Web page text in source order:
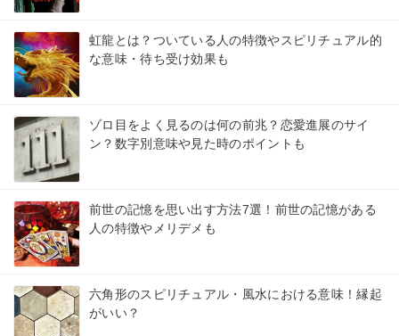
虹龍とは？ついている人の特徴やスピリチュアル的
な意味・待ち受け効果も
ゾロ目をよく見るのは何の前兆？恋愛進展のサイ
ン？数字別意味や見た時のポイントも
前世の記憶を思い出す方法7選！前世の記憶がある
人の特徴やメリデメも
六角形のスピリチュアル・風水における意味！縁起
がいい？